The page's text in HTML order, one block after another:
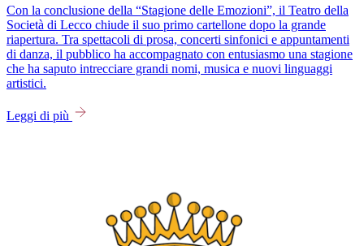
Con la conclusione della “Stagione delle Emozioni”, il Teatro della
Società di Lecco chiude il suo primo cartellone dopo la grande
riapertura. Tra spettacoli di prosa, concerti sinfonici e appuntamenti
di danza, il pubblico ha accompagnato con entusiasmo una stagione
che ha saputo intrecciare grandi nomi, musica e nuovi linguaggi
artistici.
Leggi di più